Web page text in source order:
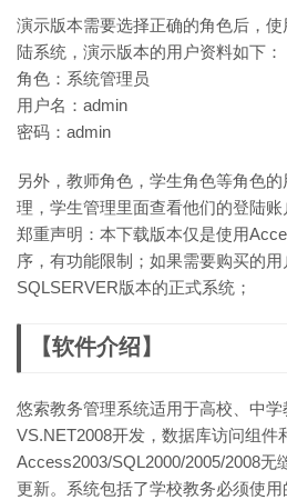
演示版本需要选择正确的角色后，
陆系统，演示版本的用户资料如下：
角色：系统管理员
用户名：admin
密码：admin
另外，教师角色，学生角色等角色
理，学生管理里面查看他们的登陆账
郑重声明：本下载版本仅是使用
序，有功能限制；如果需要购买的
SQLSERVER版本的正式系统；
【软件介绍】
悠索教务管理系统适用于高校、中学
VS.NET2008开发，数据库访问组件
Access2003/SQL2000/2005/2008无
更新。系统包括了学校教务必须使